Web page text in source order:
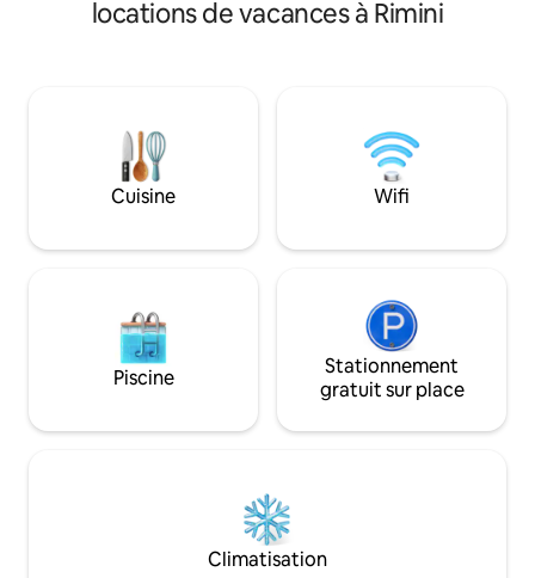
environnantes. La maison, moderne et
espaces bien organisés sont conçus
pour votre confort. Parking gratuit à
quelques pas de la porte d'entrée. Les
animaux sont les bienvenus.
accueillants avec
seulement du
Parco Marecchia,
et à moins de 2 km
choix idéal pour
locations de vacances à Rimini
Cuisine Wifi
Piscine
Stationnement
gratuit sur place
Climatisation